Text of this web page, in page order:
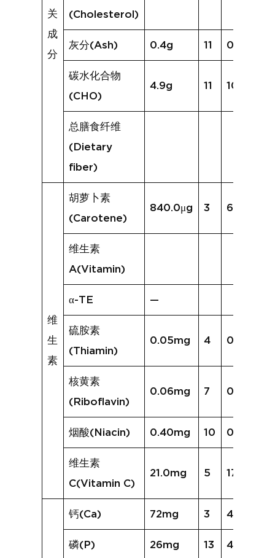
关
成
分
(Cholesterol)
灰分(Ash) 0.4g 11 0.6g
碳水化合物
(CHO)
4.9g 11 10.8g
总膳食纤维
(Dietary
fiber)
维
生
素
胡萝卜素
(Carotene)
840.0μg 3 617.1μg
维生素
A(Vitamin)
α-TE —
硫胺素
(Thiamin)
0.05mg 4 0.04mg
核黄素
(Riboflavin)
0.06mg 7 0.06mg
烟酸(Niacin) 0.40mg 10 0.49mg
维生素
C(Vitamin C)
21.0mg 5 17.1mg
钙(Ca) 72mg 3 47mg
磷(P) 26mg 13 49mg